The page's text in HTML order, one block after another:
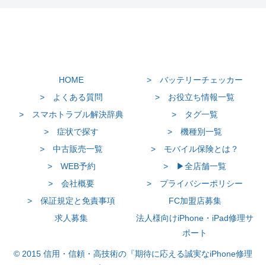
HOME
> バッテリーチェッカー
> よくある質問
> お役立ち情報一覧
> スマホトラブル解決辞典
> タグ一覧
> 症状で探す
> 機種別一覧
> 中古販売一覧
> モバイル保険とは？
> WEB予約
> ▶全店舗一覧
> 会社概要
> プライバシーポリシー
> 保証規定と免責事項
FC加盟店募集
求人募集
法人様向けiPhone・iPad修理サ
ポート
© 2015 信用・信頼・高技術の『期待に応える誠実なiPhone修理